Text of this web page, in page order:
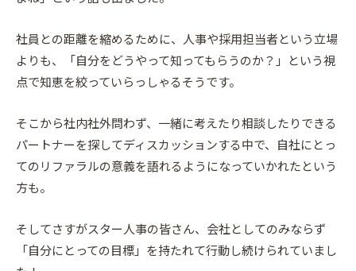
社員との距離を縮めるために、人事や採用担当者という立場
よりも、「自分をどうやって知ってもらうのか？」という視
点で知恵を絞っていらっしゃるそうです。
そこから社内社外問わず、一緒に考えたり相談したりできる
パートナーを探してディスカッションする中で、自社にとっ
てのリファラルの意義を語れるようになっていかれたという
方も。
そしてさすがスター人事の皆さん、会社としてのみならず
「自分にとっての目標」を持たれて行動し続けられていまし